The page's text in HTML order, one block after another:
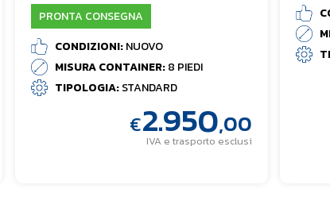
PRONTA CONSEGNA
CONDIZIONI:NUOVO
MISURA CONTAINER:8 PIEDI
TIPOLOGIA:STANDARD
€2.950,00
IVA e trasporto esclusi